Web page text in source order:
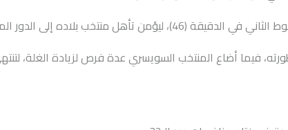
فيما أضاع المنتخب السويسري عدة فرص لزيادة الغلة،